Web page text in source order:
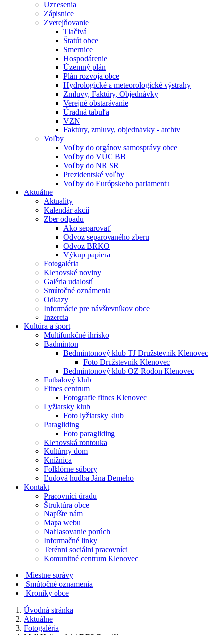
Uznesenia
Zápisnice
Zverejňovanie
Tlačivá
Štatút obce
Smernice
Hospodárenie
Územný plán
Plán rozvoja obce
Hydrologické a meteorologické výstrahy
Zmluvy, Faktúry, Objednávky
Verejné obstarávanie
Úradná tabuľa
VZN
Faktúry, zmluvy, objednávky - archív
Voľby
Voľby do orgánov samosprávy obce
Voľby do VÚC BB
Voľby do NR SR
Prezidentské voľby
Voľby do Európskeho parlamentu
Aktuálne
Aktuality
Kalendár akcií
Zber odpadu
Ako separovať
Odvoz separovaného zberu
Odvoz BRKO
Výkup papiera
Fotogaléria
Klenovské noviny
Galéria udalostí
Smútočné oznámenia
Odkazy
Informácie pre návštevníkov obce
Inzercia
Kultúra a šport
Multifunkčné ihrisko
Badminton
Bedmintonový klub TJ Družstevník Klenovec
Foto Družstevnik Klenovec
Bedmintonový klub OZ Rodon Klenovec
Futbalový klub
Fitnes centrum
Fotografie fitnes Klenovec
Lyžiarsky klub
Foto lyžiarsky klub
Paragliding
Foto paragliding
Klenovská rontouka
Kultúrny dom
Knižnica
Folklórne súbory
Ľudová hudba Jána Demeho
Kontakt
Pracovníci úradu
Štruktúra obce
Napíšte nám
Mapa webu
Nahlasovanie porúch
Informačné linky
Terénni sociálni pracovníci
Komunitné centrum Klenovec
Miestne správy
Smútočné oznamenia
Kroniky obce
Úvodná stránka
Aktuálne
Fotogaléria